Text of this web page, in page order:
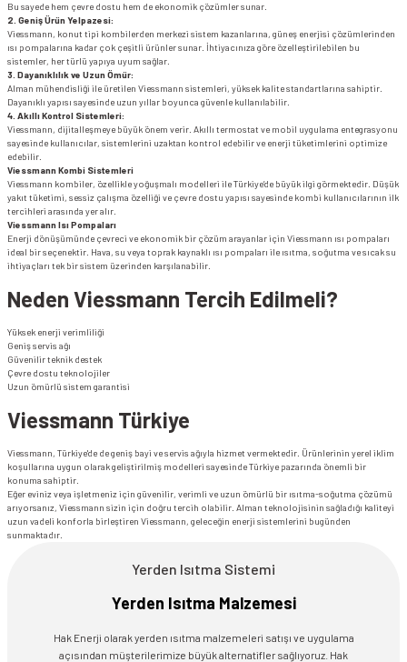
Bu sayede hem çevre dostu hem de ekonomik çözümler sunar.
2. Geniş Ürün Yelpazesi:
Viessmann, konut tipi kombilerden merkezi sistem kazanlarına, güneş enerjisi çözümlerinden
ısı pompalarına kadar çok çeşitli ürünler sunar. İhtiyacınıza göre özelleştirilebilen bu
sistemler, her türlü yapıya uyum sağlar.
3. Dayanıklılık ve Uzun Ömür:
Alman mühendisliği ile üretilen Viessmann sistemleri, yüksek kalite standartlarına sahiptir.
Dayanıklı yapısı sayesinde uzun yıllar boyunca güvenle kullanılabilir.
4. Akıllı Kontrol Sistemleri:
Viessmann, dijitalleşmeye büyük önem verir. Akıllı termostat ve mobil uygulama entegrasyonu
sayesinde kullanıcılar, sistemlerini uzaktan kontrol edebilir ve enerji tüketimlerini optimize
edebilir.
Viessmann Kombi Sistemleri
Viessmann kombiler, özellikle yoğuşmalı modelleri ile Türkiye’de büyük ilgi görmektedir. Düşük
yakıt tüketimi, sessiz çalışma özelliği ve çevre dostu yapısı sayesinde kombi kullanıcılarının ilk
tercihleri arasında yer alır.
Viessmann Isı Pompaları
Enerji dönüşümünde çevreci ve ekonomik bir çözüm arayanlar için Viessmann ısı pompaları
ideal bir seçenektir. Hava, su veya toprak kaynaklı ısı pompaları ile ısıtma, soğutma ve sıcak su
ihtiyaçları tek bir sistem üzerinden karşılanabilir.
Neden Viessmann Tercih Edilmeli?
Yüksek enerji verimliliği
Geniş servis ağı
Güvenilir teknik destek
Çevre dostu teknolojiler
Uzun ömürlü sistem garantisi
Viessmann Türkiye
Viessmann, Türkiye'de de geniş bayi ve servis ağıyla hizmet vermektedir. Ürünlerinin yerel iklim
koşullarına uygun olarak geliştirilmiş modelleri sayesinde Türkiye pazarında önemli bir
konuma sahiptir.
Eğer eviniz veya işletmeniz için güvenilir, verimli ve uzun ömürlü bir ısıtma-soğutma çözümü
arıyorsanız, Viessmann sizin için doğru tercih olabilir. Alman teknolojisinin sağladığı kaliteyi
uzun vadeli konforla birleştiren Viessmann, geleceğin enerji sistemlerini bugünden
sunmaktadır.
Yerden Isıtma Sistemi
Yerden Isıtma Malzemesi
Hak Enerji olarak yerden ısıtma malzemeleri satışı ve uygulama
açısından müşterilerimize büyük alternatifler sağlıyoruz. Hak